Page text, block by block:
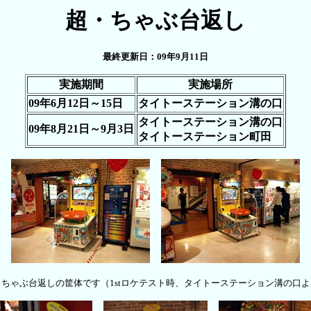
超・ちゃぶ台返し
最終更新日：09年9月11日
実施期間
実施場所
09年6月12日～15日
タイトーステーション溝の口
09年8月21日～9月3日
タイトーステーション溝の口
タイトーステーション町田
ゃぶ台返しの筐体です（1stロケテスト時、タイトーステーション溝の口